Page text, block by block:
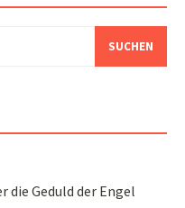
die Geduld der Engel